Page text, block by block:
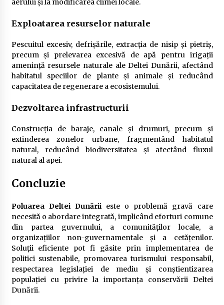
aerului și la modificarea climei locale.
Exploatarea resurselor naturale
Pescuitul excesiv, defrișările, extracția de nisip și pietriș,
precum și prelevarea excesivă de apă pentru irigații
amenință resursele naturale ale Deltei Dunării, afectând
habitatul speciilor de plante și animale și reducând
capacitatea de regenerare a ecosistemului.
Dezvoltarea infrastructurii
Construcția de baraje, canale și drumuri, precum și
extinderea zonelor urbane, fragmentând habitatul
natural, reducând biodiversitatea și afectând fluxul
natural al apei.
Concluzie
Poluarea Deltei Dunăriieste o problemă gravă care
necesită o abordare integrată, implicând eforturi comune
din partea guvernului, a comunităților locale, a
organizațiilor non-guvernamentale și a cetățenilor.
Soluții eficiente pot fi găsite prin implementarea de
politici sustenabile, promovarea turismului responsabil,
respectarea legislației de mediu și conștientizarea
populației cu privire la importanța conservării Deltei
Dunării.